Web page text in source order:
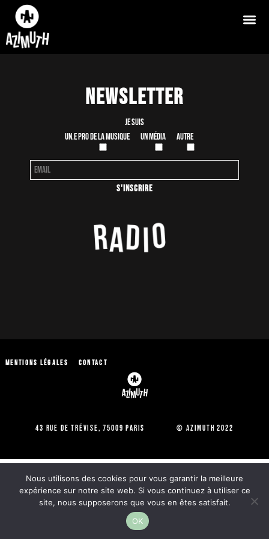
Newsletter
Je suis
Un.e pro de la musique
Un média Autre
Mentions légales Contact
43 Rue de Trévise, 75009 Paris © Azimuth 2022
Nous utilisons des cookies pour vous garantir la meilleure
expérience sur notre site web. Si vous continuez à utiliser ce
site, nous supposerons que vous en êtes satisfait.
OK